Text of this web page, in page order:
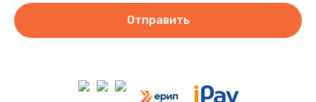
Отправить